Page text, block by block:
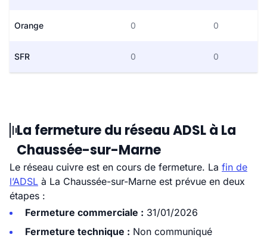
Orange 0 0
SFR 0 0
La fermeture du réseau ADSL à La
Chaussée-sur-Marne
Le réseau cuivre est en cours de fermeture. La fin de
l’ADSL à La Chaussée-sur-Marne est prévue en deux
étapes :
Fermeture commerciale : 31/01/2026
Fermeture technique : Non communiqué